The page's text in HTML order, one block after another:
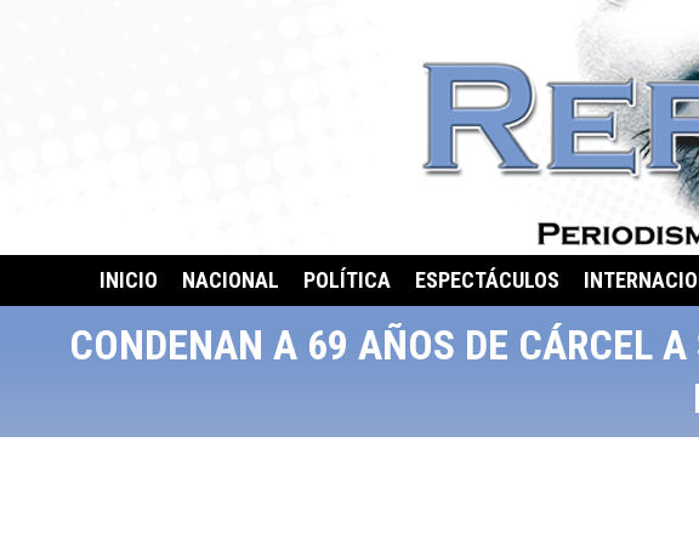
INICIO NACIONAL POLÍTICA ESPECTÁCULOS
CONDENAN A 69 AÑOS DE CÁRCEL